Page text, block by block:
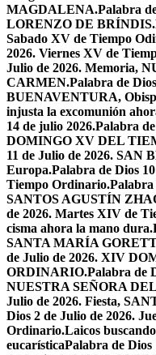
MAGDALENA.Palabra
LORENZO DE BRÍNDIS.
Sabado XV de Tiempo
2026. Viernes XV de
Julio de 2026. Memoria,
CARMEN.Palabra de
BUENAVENTURA,
injusta la excomunión
14 de julio 2026.Palabra
DOMINGO XV DEL
11 de Julio de 2026. SAN
Europa.Palabra de Dios
Tiempo Ordinario.Palabra
SANTOS AGUSTÍN
de 2026. Martes XIV de
cisma ahora la mano dura.
SANTA MARÍA
de Julio de 2026. XIV
ORDINARIO.Palabra de
NUESTRA SEÑORA
Julio de 2026. Fiesta,
Dios 2 de Julio de 2026.
Ordinario.Laicos
eucarísticaPalabra de Dios